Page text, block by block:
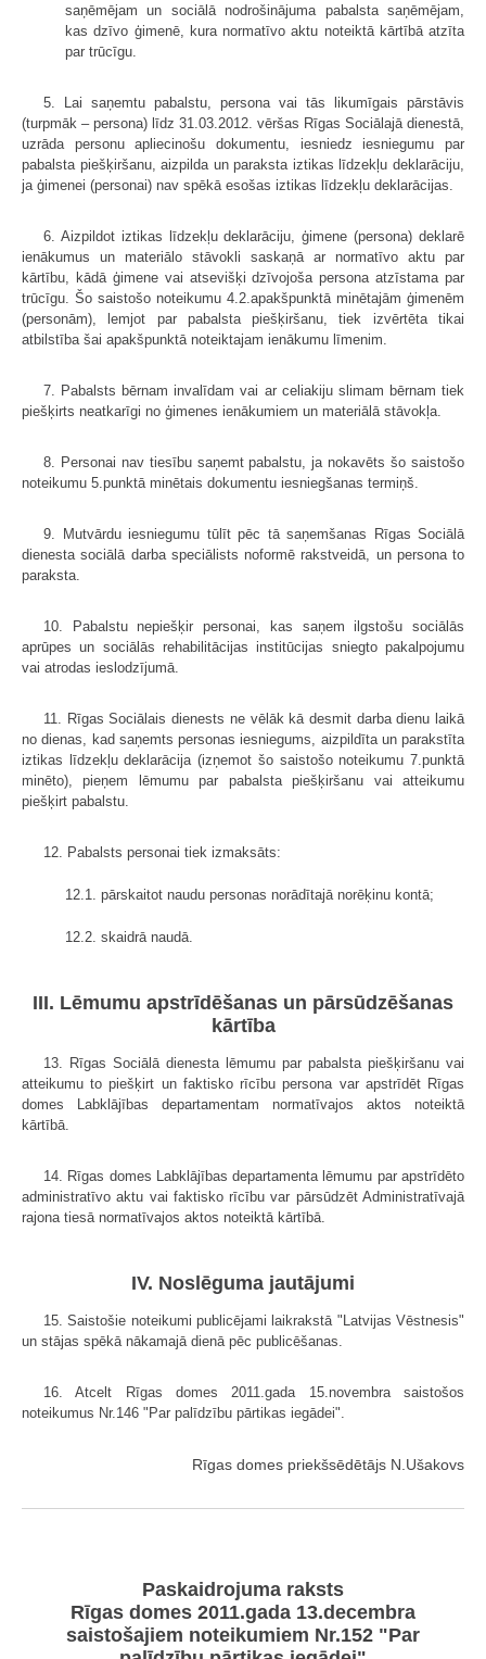
saņēmējam un sociālā nodrošinājuma pabalsta saņēmējam,
kas dzīvo ģimenē, kura normatīvo aktu noteiktā kārtībā atzīta
par trūcīgu.
5. Lai saņemtu pabalstu, persona vai tās likumīgais pārstāvis
(turpmāk – persona) līdz 31.03.2012. vēršas Rīgas Sociālajā dienestā,
uzrāda personu apliecinošu dokumentu, iesniedz iesniegumu par
pabalsta piešķiršanu, aizpilda un paraksta iztikas līdzekļu deklarāciju,
ja ģimenei (personai) nav spēkā esošas iztikas līdzekļu deklarācijas.
6. Aizpildot iztikas līdzekļu deklarāciju, ģimene (persona) deklarē
ienākumus un materiālo stāvokli saskaņā ar normatīvo aktu par
kārtību, kādā ģimene vai atsevišķi dzīvojoša persona atzīstama par
trūcīgu. Šo saistošo noteikumu 4.2.apakšpunktā minētajām ģimenēm
(personām), lemjot par pabalsta piešķiršanu, tiek izvērtēta tikai
atbilstība šai apakšpunktā noteiktajam ienākumu līmenim.
7. Pabalsts bērnam invalīdam vai ar celiakiju slimam bērnam tiek
piešķirts neatkarīgi no ģimenes ienākumiem un materiālā stāvokļa.
8. Personai nav tiesību saņemt pabalstu, ja nokavēts šo saistošo
noteikumu 5.punktā minētais dokumentu iesniegšanas termiņš.
9. Mutvārdu iesniegumu tūlīt pēc tā saņemšanas Rīgas Sociālā
dienesta sociālā darba speciālists noformē rakstveidā, un persona to
paraksta.
10. Pabalstu nepiešķir personai, kas saņem ilgstošu sociālās
aprūpes un sociālās rehabilitācijas institūcijas sniegto pakalpojumu
vai atrodas ieslodzījumā.
11. Rīgas Sociālais dienests ne vēlāk kā desmit darba dienu laikā
no dienas, kad saņemts personas iesniegums, aizpildīta un parakstīta
iztikas līdzekļu deklarācija (izņemot šo saistošo noteikumu 7.punktā
minēto), pieņem lēmumu par pabalsta piešķiršanu vai atteikumu
piešķirt pabalstu.
12. Pabalsts personai tiek izmaksāts:
12.1. pārskaitot naudu personas norādītajā norēķinu kontā;
12.2. skaidrā naudā.
III. Lēmumu apstrīdēšanas un pārsūdzēšanas
kārtība
13. Rīgas Sociālā dienesta lēmumu par pabalsta piešķiršanu vai
atteikumu to piešķirt un faktisko rīcību persona var apstrīdēt Rīgas
domes Labklājības departamentam normatīvajos aktos noteiktā
kārtībā.
14. Rīgas domes Labklājības departamenta lēmumu par apstrīdēto
administratīvo aktu vai faktisko rīcību var pārsūdzēt Administratīvajā
rajona tiesā normatīvajos aktos noteiktā kārtībā.
IV. Noslēguma jautājumi
15. Saistošie noteikumi publicējami laikrakstā "Latvijas Vēstnesis"
un stājas spēkā nākamajā dienā pēc publicēšanas.
16. Atcelt Rīgas domes 2011.gada 15.novembra saistošos
noteikumus Nr.146 "Par palīdzību pārtikas iegādei".
Rīgas domes priekšsēdētājs N.Ušakovs
Paskaidrojuma raksts
Rīgas domes 2011.gada 13.decembra
saistošajiem noteikumiem Nr.152 "Par